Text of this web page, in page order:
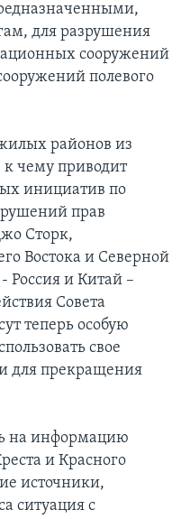
для разрушения
сооружений
полевого
районов из
чему приводит
инициатив по
прав
Сторк,
Востока и Северной
и Китай –
Совета
теперь особую
свое
для прекращения
на информацию
и Красного
источники,
ситуация с